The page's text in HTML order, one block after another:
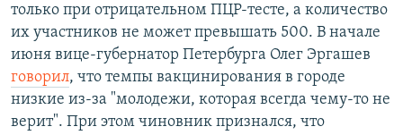
только при отрицательном ПЦР-тесте, а количество
их участников не может превышать 500. В начале
июня вице-губернатор Петербурга Олег Эргашев
говорил, что темпы вакцинирования в городе
низкие из-за "молодежи, которая всегда чему-то не
верит". При этом чиновник признался, что